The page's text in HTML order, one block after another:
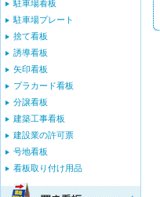
駐車場看板
駐車場プレート
捨て看板
誘導看板
矢印看板
プラカード看板
分譲看板
建築工事看板
建設業の許可票
号地看板
看板取り付け用品